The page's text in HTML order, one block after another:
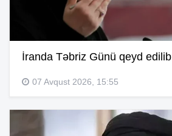
İranda Təbriz Günü qeyd edilib
07 Avqust 2026, 15:55